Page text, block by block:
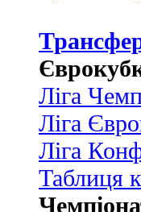
Ліга
Ліга
Ліга
Таблиця